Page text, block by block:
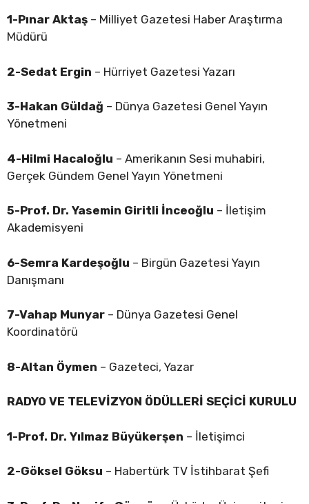
1-Pınar Aktaş – Milliyet Gazetesi Haber Araştırma
Müdürü
2-Sedat Ergin – Hürriyet Gazetesi Yazarı
3-Hakan Güldağ – Dünya Gazetesi Genel Yayın
Yönetmeni
4-Hilmi Hacaloğlu – Amerikanın Sesi muhabiri,
Gerçek Gündem Genel Yayın Yönetmeni
5-Prof. Dr. Yasemin Giritli İnceoğlu – İletişim
Akademisyeni
6-Semra Kardeşoğlu – Birgün Gazetesi Yayın
Danışmanı
7-Vahap Munyar – Dünya Gazetesi Genel
Koordinatörü
8-Altan Öymen – Gazeteci, Yazar
RADYO VE TELEVİZYON ÖDÜLLERİ SEÇİCİ KURULU
1-Prof. Dr. Yılmaz Büyükerşen – İletişimci
2-Göksel Göksu – Habertürk TV İstihbarat Şefi